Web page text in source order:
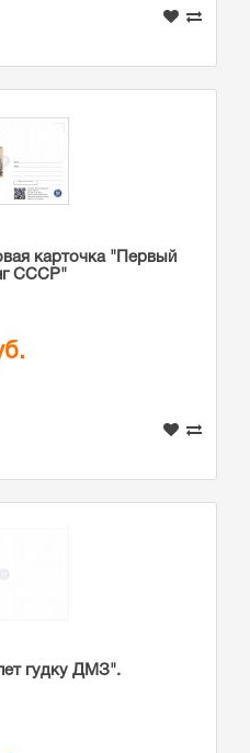
карточка "Первый
СССР"
гудку ДМЗ".